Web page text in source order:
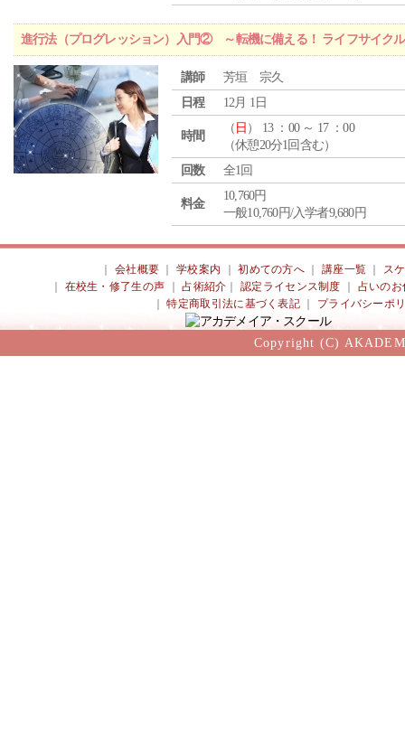
進行法（プログレッション）入門② ～転機に備える！ ライフサイク
講師
芳垣 宗久
日程
12月 1日
時間
（ 日 ） 13 ：00 ～ 17 ：00
（休憩20分1回含む）
回数
全1回
料金
10,760円
一般10,760円/入学者9,680円
会社概要 ｜学校案内 ｜初めての方へ 講座一覧
ス
在校生・修了生の声 ｜占術紹介 ｜認定ライセンス制度
占いのお
｜特定商取引法に基づく表記 プライバシーポ
Copyright (C)